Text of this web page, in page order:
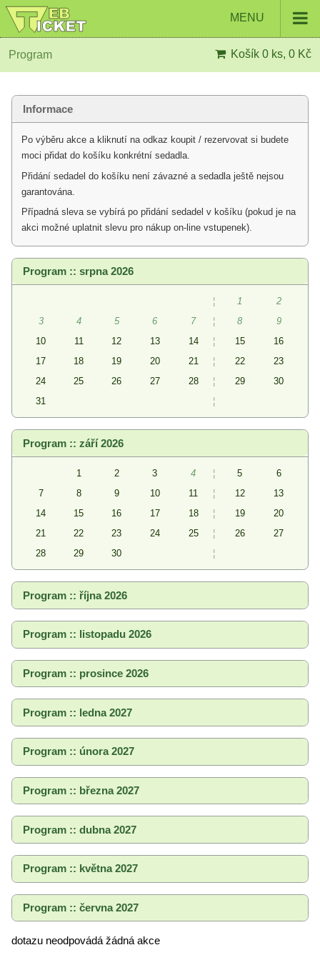
MENU
Program Košík 0 ks, 0 Kč
Informace
Po výběru akce a kliknutí na odkaz koupit / rezervovat si budete
moci přidat do košíku konkrétní sedadla.
Přidání sedadel do košíku není závazné a sedadla ještě nejsou
garantována.
Případná sleva se vybírá po přidání sedadel v košíku (pokud je na
akci možné uplatnit slevu pro nákup on-line vstupenek).
Program :: srpna 2026
¦ 1
2
3
4 5 6 7 ¦ 8
9
10
11 12 13 14 ¦ 15
16
17
18 19 20 21 ¦ 22
23
24
25 26 27 28 ¦ 29
30
31
¦
Program :: září 2026
1 2 3 4 ¦ 5
6
7
8 9 10 11 ¦ 12
13
14
15 16 17 18 ¦ 19
20
21
22 23 24 25 ¦ 26
27
28
29 30 ¦
Program :: října 2026
Program :: listopadu 2026
Program :: prosince 2026
Program :: ledna 2027
Program :: února 2027
Program :: března 2027
Program :: dubna 2027
Program :: května 2027
Program :: června 2027
dotazu neodpovádá žádná akce